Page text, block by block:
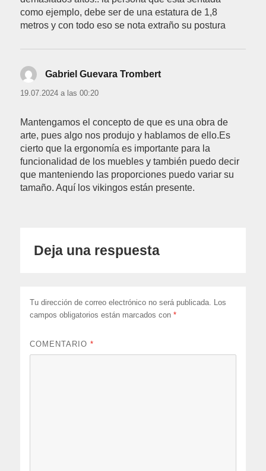
como ejemplo, debe ser de una estatura de 1,8
metros y con todo eso se nota extraño su postura
Gabriel Guevara Trombert
19.07.2024 a las 00:20
Mantengamos el concepto de que es una obra de
arte, pues algo nos produjo y hablamos de ello.Es
cierto que la ergonomía es importante para la
funcionalidad de los muebles y también puedo decir
que manteniendo las proporciones puedo variar su
tamaño. Aquí los vikingos están presente.
Deja una respuesta
Tu dirección de correo electrónico no será publicada. Los
campos obligatorios están marcados con*
COMENTARIO*